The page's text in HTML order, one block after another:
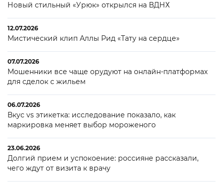
Новый стильный «Урюк» открылся на ВДНХ
12.07.2026
Мистический клип Аллы Рид «Тату на сердце»
07.07.2026
Мошенники все чаще орудуют на онлайн-платформах
для сделок с жильем
06.07.2026
Вкус vs этикетка: исследование показало, как
маркировка меняет выбор мороженого
23.06.2026
Долгий прием и успокоение: россияне рассказали,
чего ждут от визита к врачу